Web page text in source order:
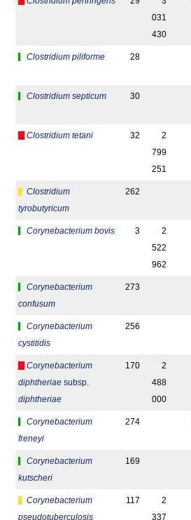
031
430
Clostridium piliforme 28
Clostridium septicum 30
Clostridium tetani 32
2
799
251
Clostridium
tyrobutyricum
262
Corynebacterium bovis 3
2
522
962
Corynebacterium
confusum
273
Corynebacterium
cystitidis
256
Corynebacterium
diphtheriae subsp.
diphtheriae
170
2
488
000
Corynebacterium
freneyi
274
Corynebacterium
kutscheri
169
Corynebacterium
pseudotuberculosis
117
2
337